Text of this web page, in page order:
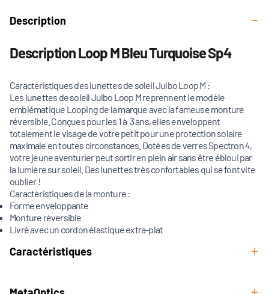
Description
Description Loop M Bleu Turquoise Sp4
Caractéristiques des lunettes de soleil Julbo Loop M :
Les lunettes de soleil Julbo Loop M reprennent le modèle
emblématique Looping de la marque avec la fameuse monture
réversible. Conçues pour les 1 à 3 ans, elles enveloppent
totalement le visage de votre petit pour une protection solaire
maximale en toutes circonstances. Dotées de verres Spectron 4,
votre jeune aventurier peut sortir en plein air sans être ébloui par
la lumière sur soleil. Des lunettes très confortables qui se font vite
oublier !
Caractéristiques de la monture :
Forme enveloppante
Monture réversible
Livré avec un cordon élastique extra-plat
Caractéristiques